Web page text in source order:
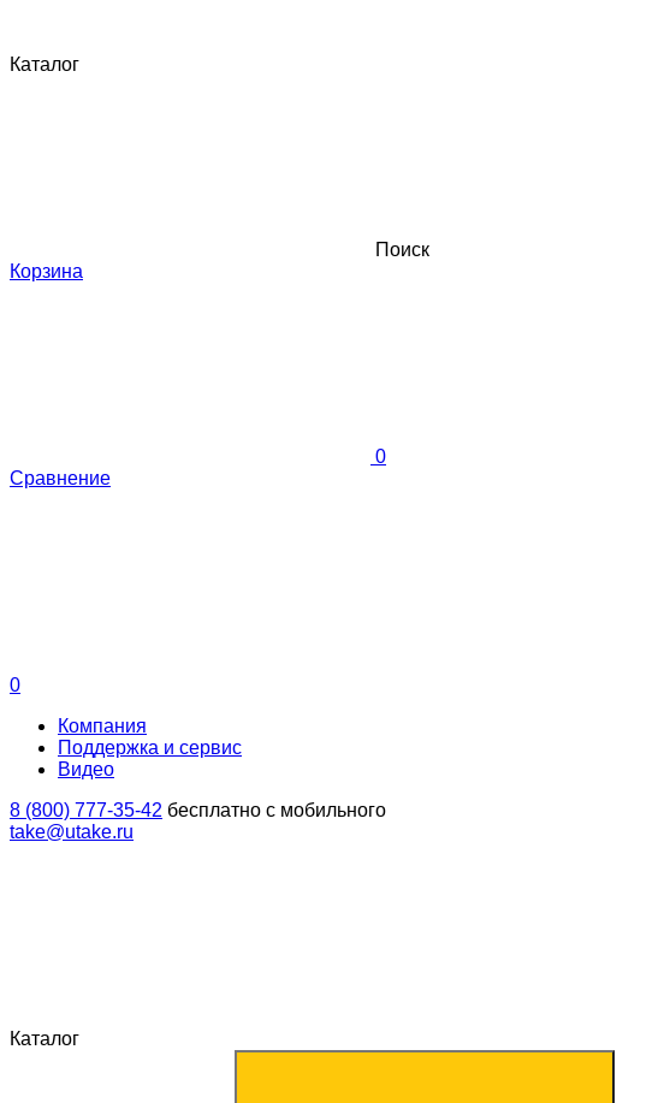
Каталог
Поиск
Корзина
0
Сравнение
0
Компания
Поддержка и сервис
Видео
8 (800) 777-35-42 бесплатно с мобильного
take@utake.ru
Каталог